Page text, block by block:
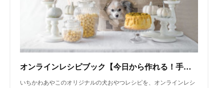
オンラインレシピブック【今日から作れる！手作り犬おやつレシピ】
いちかわあやこのオリジナルの犬おやつレシピを、オンラインレシ